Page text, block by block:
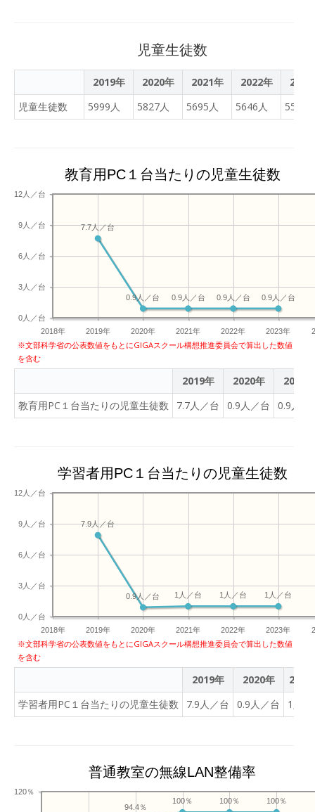
つ扱い、答えを発表しまし
た。ポイントを丁寧に確認
することができました。
ICT環境を実現する施策で
な人生の作り手となるため
の力を育む学校 教育の実現
を目指す構想です。
術）の略。
児童生徒数
2019年 2020年 2021年 2022年
2023
児童生徒数
5999人 5827人 5695人 5646人 5503
教育用PC１台当たりの児童生徒数
2018年 2019年 2020年 2021年 2022年 2023年
0人／台
3人／台
6人／台
9人／台
12人／台
0.9人／台
0.9人／台
0.9人／台
0.9人／台
7.7人／台
※文部科学省の公表数値をもとにGIGAスクール構想推進委員会で算出した数値
を含む
2019年 2020年
2021年
教育用PC１台当たりの児童生徒数
7.7人／台 0.9人／台 0.9人／
学習者用PC１台当たりの児童生徒数
2018年 2019年 2020年 2021年 2022年 2023年
0人／台
3人／台
6人／台
9人／台
12人／台
1人／台
1人／台
1人／台
0.9人／台
7.9人／台
※文部科学省の公表数値をもとにGIGAスクール構想推進委員会で算出した数値
を含む
2019年 2020年
2021
学習者用PC１台当たりの児童生徒数
7.9人／台 0.9人／台 1人
普通教室の無線LAN整備率
120％
100％
100％
100％
94.4％